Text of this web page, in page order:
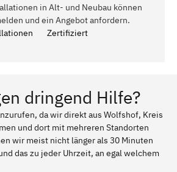
in Alt- und Neubau können
und ein Angebot anfordern.
Zertifiziert
dringend Hilfe?
da wir direkt aus Wolfshof, Kreis
und dort mit mehreren Standorten
wir meist nicht länger als 30 Minuten
das zu jeder Uhrzeit, an egal welchem